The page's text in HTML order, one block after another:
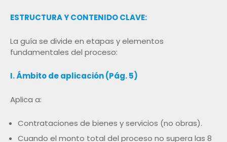
ESTRUCTURA Y CONTENIDO CLAVE:
La guía se divide en etapas y elementos
fundamentales del proceso:
I. Ámbito de aplicación (Pág. 5)
Aplica a:
Contrataciones de bienes y servicios (no obras).
Cuando el monto total del proceso no supera las 8